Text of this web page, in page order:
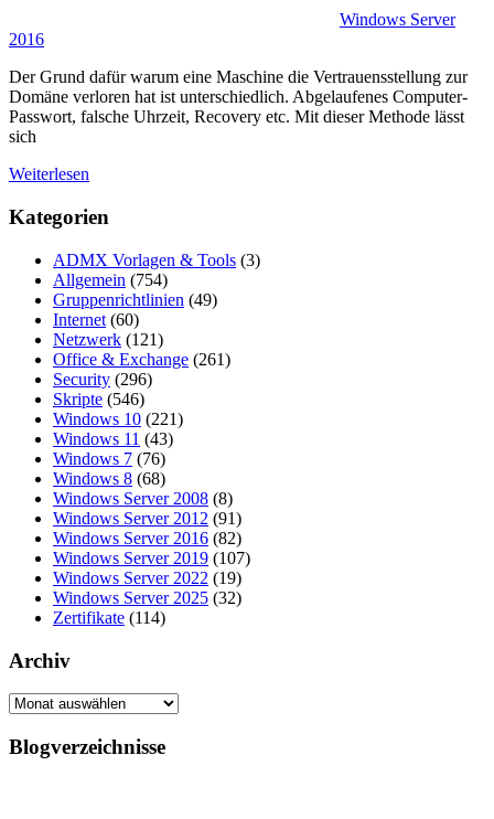
Windows Server
2016
Der Grund dafür warum eine Maschine die Vertrauensstellung zur
Domäne verloren hat ist unterschiedlich. Abgelaufenes Computer-
Passwort, falsche Uhrzeit, Recovery etc. Mit dieser Methode lässt
sich
Weiterlesen
Kategorien
ADMX Vorlagen & Tools (3)
Allgemein (754)
Gruppenrichtlinien (49)
Internet (60)
Netzwerk (121)
Office & Exchange (261)
Security (296)
Skripte (546)
Windows 10 (221)
Windows 11 (43)
Windows 7 (76)
Windows 8 (68)
Windows Server 2008 (8)
Windows Server 2012 (91)
Windows Server 2016 (82)
Windows Server 2019 (107)
Windows Server 2022 (19)
Windows Server 2025 (32)
Zertifikate (114)
Archiv
Archiv
Blogverzeichnisse